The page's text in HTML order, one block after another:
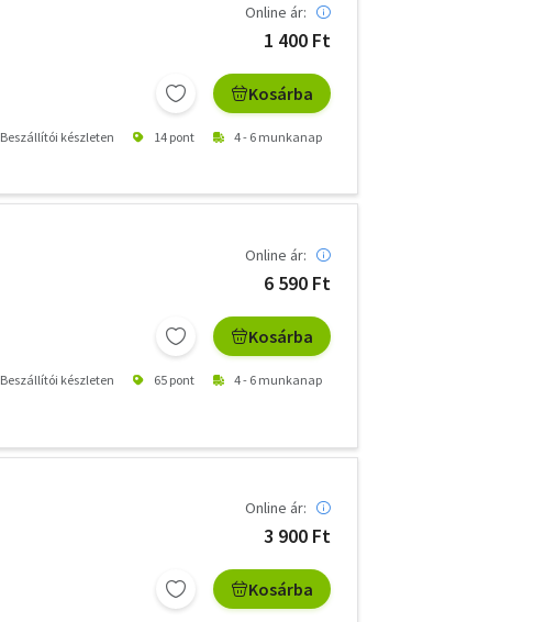
Online ár:
1 400 Ft
Kosárba
Beszállítói készleten 14 pont 4 - 6 munkanap
Online ár:
6 590 Ft
Kosárba
Beszállítói készleten 65 pont 4 - 6 munkanap
Online ár:
3 900 Ft
Kosárba